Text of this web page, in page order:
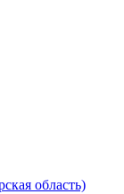
область)